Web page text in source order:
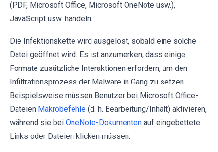
(PDF, Microsoft Office, Microsoft OneNote usw.),
JavaScript usw. handeln.
Die Infektionskette wird ausgelöst, sobald eine solche
Datei geöffnet wird. Es ist anzumerken, dass einige
Formate zusätzliche Interaktionen erfordern, um den
Infiltrationsprozess der Malware in Gang zu setzen.
Beispielsweise müssen Benutzer bei Microsoft Office-
Dateien Makrobefehle (d. h. Bearbeitung/Inhalt) aktivieren,
während sie bei OneNote-Dokumenten auf eingebettete
Links oder Dateien klicken müssen.